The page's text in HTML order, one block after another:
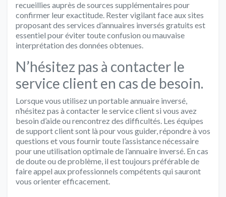
recueillies auprès de sources supplémentaires pour
confirmer leur exactitude. Rester vigilant face aux sites
proposant des services d’annuaires inversés gratuits est
essentiel pour éviter toute confusion ou mauvaise
interprétation des données obtenues.
N’hésitez pas à contacter le
service client en cas de besoin.
Lorsque vous utilisez un portable annuaire inversé,
n’hésitez pas à contacter le service client si vous avez
besoin d’aide ou rencontrez des difficultés. Les équipes
de support client sont là pour vous guider, répondre à vos
questions et vous fournir toute l’assistance nécessaire
pour une utilisation optimale de l’annuaire inversé. En cas
de doute ou de problème, il est toujours préférable de
faire appel aux professionnels compétents qui sauront
vous orienter efficacement.